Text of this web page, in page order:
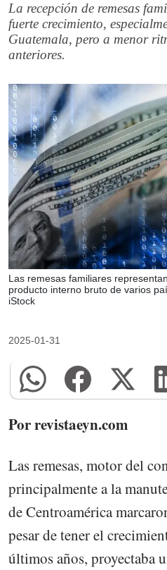
La recepción de remesas
fuerte crecimiento,
Guatemala, pero a menor
anteriores.
Las remesas familiares
producto interno bruto de varios
iStock
2025-01-31
Por revistaeyn.com
Las remesas, motor del
principalmente a la
de Centroamérica
pesar de tener el
últimos años, proyectaba